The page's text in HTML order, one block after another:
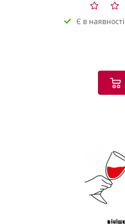
Є в наявності